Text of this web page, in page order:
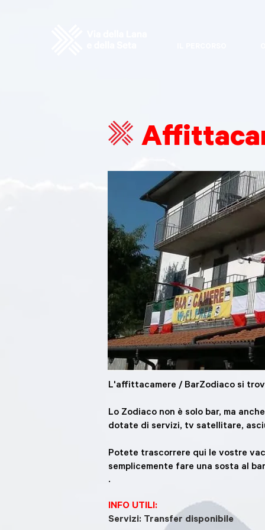
L'affittacamere / BarZodiaco si
Lo Zodiaco non è solo bar, ma
dotate di servizi, tv satellitare,
Potete trascorrere qui le vostre
semplicemente fare una sosta al
.
INFO UTILI:
Servizi: Transfer disponibile